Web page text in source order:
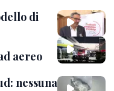
di
aereo
nessuna